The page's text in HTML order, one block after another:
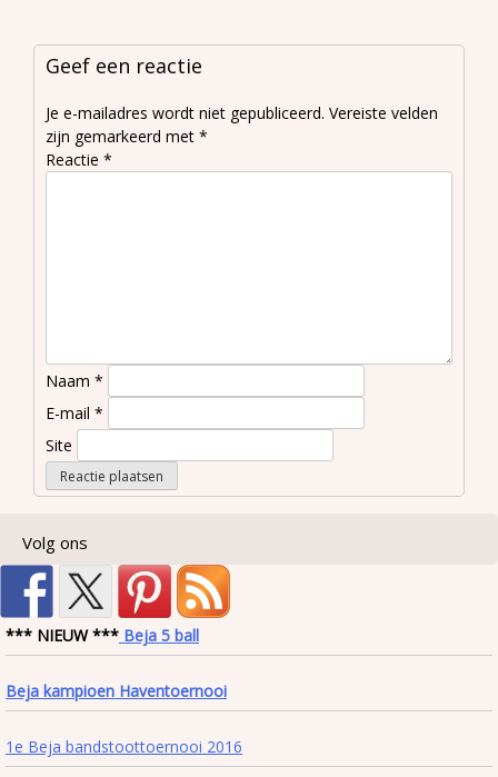
Geef een reactie
Je e-mailadres wordt niet gepubliceerd. Vereiste velden
zijn gemarkeerd met *
Reactie *
Naam *
E-mail *
Site
Volg ons
*** NIEUW *** Beja 5 ball
Beja kampioen Haventoernooi
1e Beja bandstoottoernooi 2016